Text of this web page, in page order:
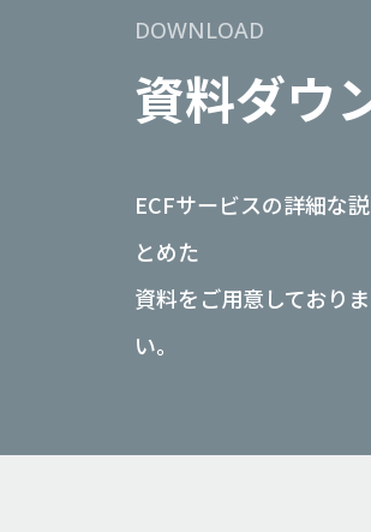
DOWNLOAD
資料ダウ
ECFサービスの詳細な
とめた
資料をご用意しており
い。